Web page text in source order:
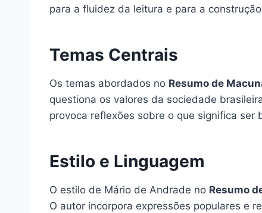
para a fluidez da leitura e para a
Temas Centrais
Os temas abordados no Resumo de
questiona os valores da sociedade
provoca reflexões sobre o que significa
Estilo e Linguagem
O estilo de Mário de Andrade no Resumo
O autor incorpora expressões populares e